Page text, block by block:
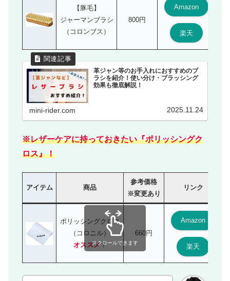
【豚毛】
ジャーマンブラシ
（コロンブス）
800円
Amazon
楽天
革ジャン等のお手入れにおすすめのブ
ラシを紹介！使い分け・ブラッシング
効果も徹底解説！
mini-rider.com 2025.11.24
※レザーケアに持っておきたい『ポリッシングク
ロス』！
アイテム 商品
参考価格
※変更あり
リンク
ポリッシングクロス
（コロニル）
オススメ！
660円
Amazon
楽天
スクロールできます